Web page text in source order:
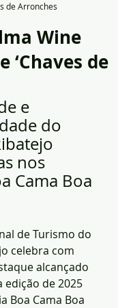
Wine
‘Chaves de
de Arronches
e
do
nos
Cama Boa
de Turismo do
celebra com
alcançado
edição de 2025
Boa Cama Boa